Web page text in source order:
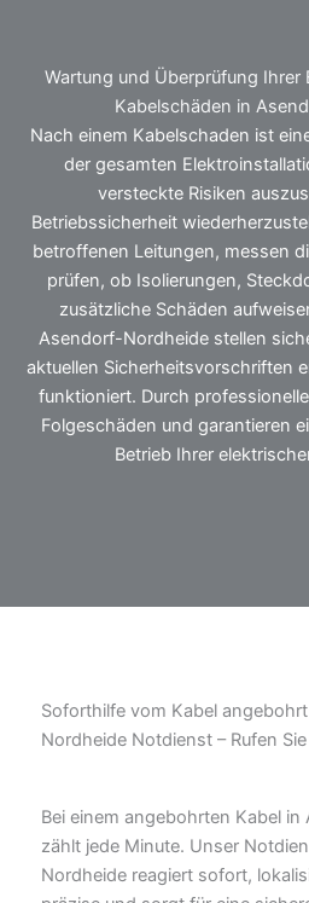
Wartung und Überprüfung Ihrer
Kabelschäden in
Nach einem Kabelschaden ist
der gesamten
versteckte Risiken
Betriebssicherheit
betroffenen Leitungen, messen
prüfen, ob Isolierungen,
zusätzliche Schäden
Asendorf-Nordheide stellen
aktuellen Sicherheitsvorschriften
funktioniert. Durch
Folgeschäden und garantieren
Betrieb Ihrer
Soforthilfe vom Kabel
Nordheide Notdienst – Rufen
Bei einem angebohrten Kabel
zählt jede Minute. Unser
Nordheide reagiert sofort,